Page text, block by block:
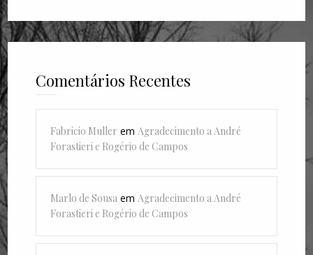
Comentários Recentes
Fabricio Muller emAgradecimento a André
Forastieri e Rogério de Campos
Marlo de Sousa emAgradecimento a André
Forastieri e Rogério de Campos